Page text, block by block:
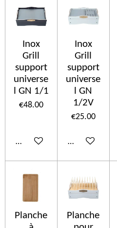
Inox
Grill
support
universe
l GN 1/1
€48.00
Add to cart
Inox
Grill
support
universe
l GN
1/2V
€25.00
Add to cart
Planche
Planche